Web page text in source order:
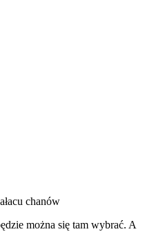
chanów
można się tam wybrać. A